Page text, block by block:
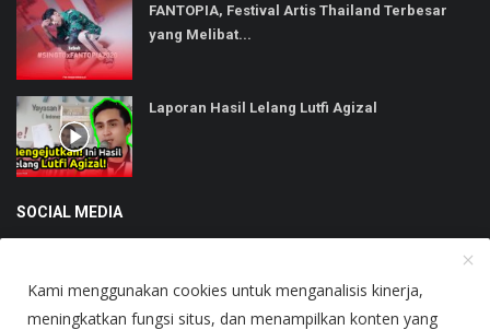
FANTOPIA, Festival Artis Thailand Terbesar
yang Melibat...
Laporan Hasil Lelang Lutfi Agizal
SOCIAL MEDIA
Kami menggunakan cookies untuk menganalisis kinerja,
meningkatkan fungsi situs, dan menampilkan konten yang